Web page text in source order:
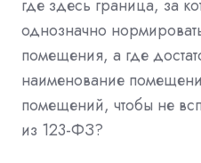
где здесь граница, за
однозначно
помещения, а где
наименование
помещений, чтобы не
из 123-ФЗ?